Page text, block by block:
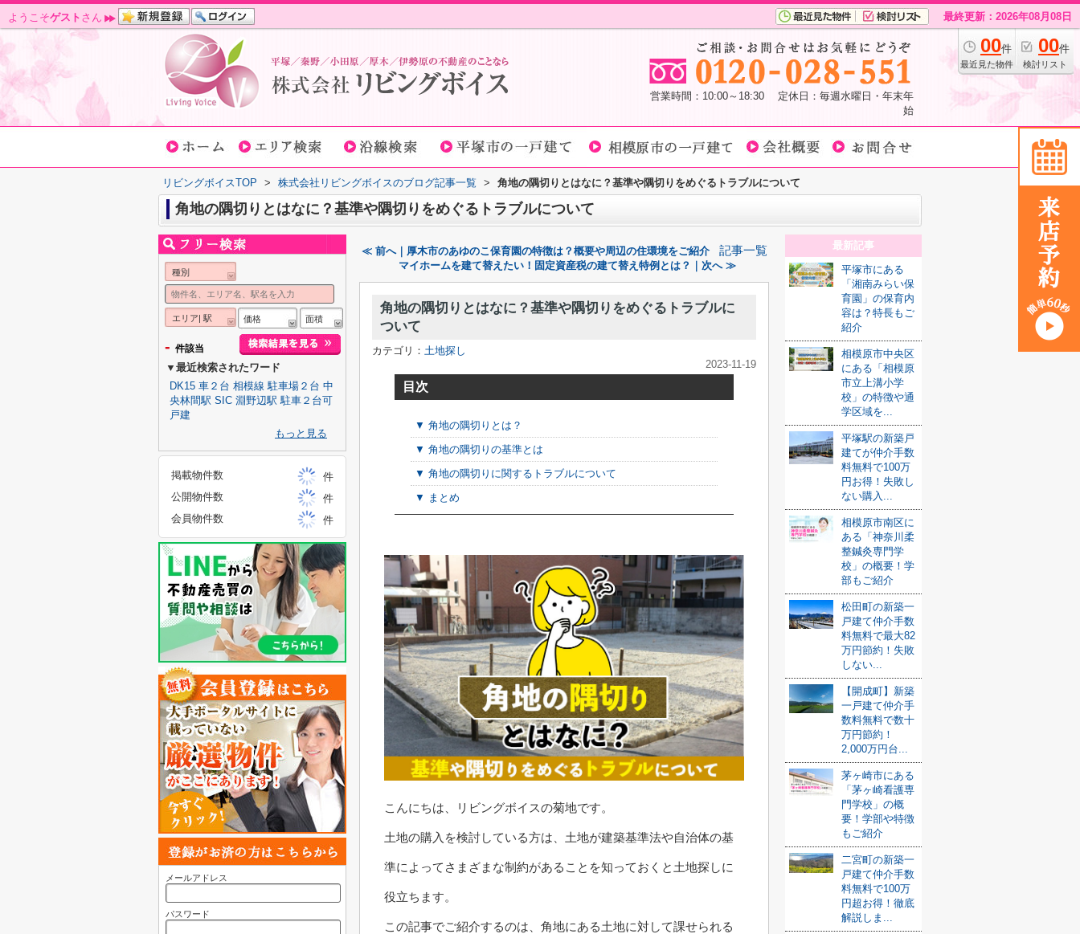
ようこそゲスト さん 最終更新：2026年08月08日
00件
最近見た物件
00件
検討リスト
営業時間：10:00～18:30 定休日：毎週水曜日・年末年
始
リビングボイスTOP > 株式会社リビングボイスのブログ記事一覧 > 角地の隅切りとはなに？基準や隅切りをめぐるトラブルについて
角地の隅切りとはなに？基準や隅切りをめぐるトラブルについて
≪ 前へ｜厚木市のあゆのこ保育園の特徴は？概要や周辺の住環境をご紹介 記事一覧
マイホームを建て替えたい！固定資産税の建て替え特例とは？｜次へ ≫
角地の隅切りとはなに？基準や隅切りをめぐるトラブルに
ついて
カテゴリ： 土地探し
2023-11-19
目次
▼ 角地の隅切りとは？
▼ 角地の隅切りの基準とは
▼ 角地の隅切りに関するトラブルについて
▼ まとめ
こんにちは、リビングボイスの菊地です。
土地の購入を検討している方は、土地が建築基準法や自治体の基
準によってさまざまな制約があることを知っておくと土地探しに
役立ちます。
この記事でご紹介するのは、角地にある土地に対して課せられる
最新記事
平塚市にある
「湘南みらい保
育園」の保育内
容は？特長もご
紹介
相模原市中央区
にある「相模原
市立上溝小学
校」の特徴や通
学区域を...
平塚駅の新築戸
建てが仲介手数
料無料で100万
円お得！失敗し
ない購入...
相模原市南区に
ある「神奈川柔
整鍼灸専門学
校」の概要！学
部もご紹介
松田町の新築一
戸建て仲介手数
料無料で最大82
万円節約！失敗
しない...
【開成町】新築
一戸建て仲介手
数料無料で数十
万円節約！
2,000万円台...
茅ヶ崎市にある
「茅ヶ崎看護専
門学校」の概
要！学部や特徴
もご紹介
二宮町の新築一
戸建て仲介手数
料無料で100万
円超お得！徹底
解説しま...
種別
エリア| 駅 価格 面積
- 件該当
▼最近検索されたワード
DK15 車２台 相模線 駐車場２台 中
央林間駅 SIC 淵野辺駅 駐車２台可
戸建
もっと見る
掲載物件数
件
公開物件数
件
会員物件数
件
メールアドレス
パスワード